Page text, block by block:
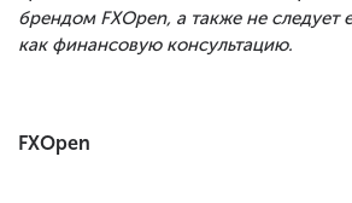
брендом FXOpen, а также не следует
как финансовую консультацию.
FXOpen